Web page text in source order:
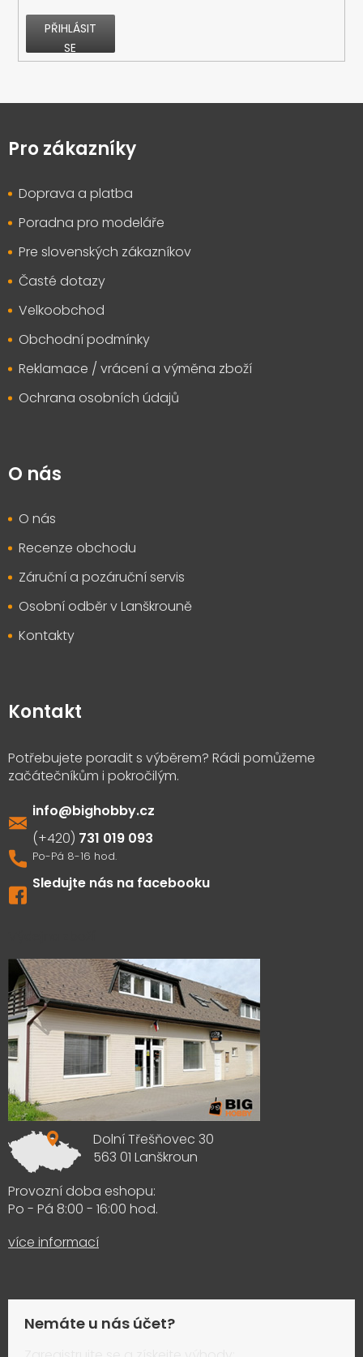
PŘIHLÁSIT
SE
pPro zákazníky
Doprava a platba
Poradna pro modeláře
Pre slovenských zákazníkov
Časté dotazy
Velkoobchod
Obchodní podmínky
Reklamace / vrácení a výměna zboží
Ochrana osobních údajů
O nás
O nás
Recenze obchodu
Záruční a pozáruční servis
Osobní odběr v Lanškrouně
Kontakty
Kontakt
info@bighobby.cz
731 019 093
Sledujte nás na facebooku
Dolní Třešňovec 30
563 01 Lanškroun
Provozní doba eshopu:
Po - Pá 8:00 - 16:00 hod.
více informací
Nemáte u nás účet?